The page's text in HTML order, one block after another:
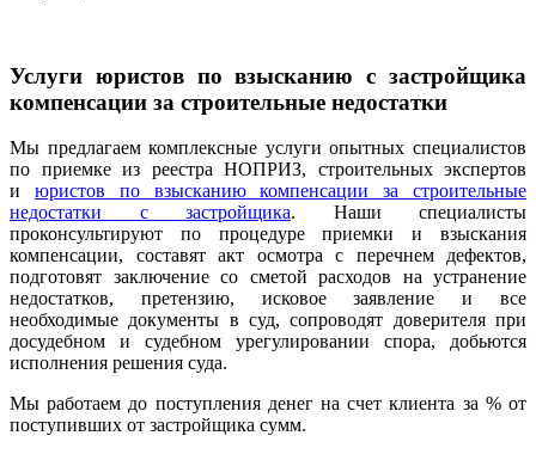
Услуги юристов по взысканию с застройщика
компенсации за строительные недостатки
Мы предлагаем комплексные услуги опытных специалистов
по приемке из реестра НОПРИЗ, строительных экспертов
и юристов по взысканию компенсации за строительные
недостатки с застройщика. Наши специалисты
проконсультируют по процедуре приемки и взыскания
компенсации, составят акт осмотра с перечнем дефектов,
подготовят заключение со сметой расходов на устранение
недостатков, претензию, исковое заявление и все
необходимые документы в суд, сопроводят доверителя при
досудебном и судебном урегулировании спора, добьются
исполнения решения суда.
Мы работаем до поступления денег на счет клиента за % от
поступивших от застройщика сумм.